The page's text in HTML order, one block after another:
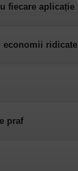
fiecare aplicație
economii ridicate
praf